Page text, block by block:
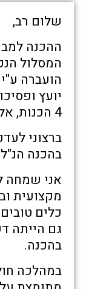
שלום רב,
ההכנה
הועברה
יועץ
4 הכנות, אליהם שובצו המועמדים לקורס.
ברצוני
בהכנה
אני שמחה
מקצועית
כלים
גם הייתה
בהכנה.
במהלכה